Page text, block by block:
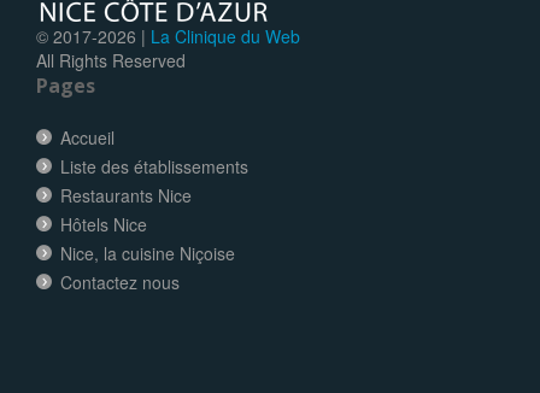
© 2017-2026 | La Clinique du Web
All Rights Reserved
Pages
Accueil
Liste des établissements
Restaurants Nice
Hôtels Nice
Nice, la cuisine Niçoise
Contactez nous